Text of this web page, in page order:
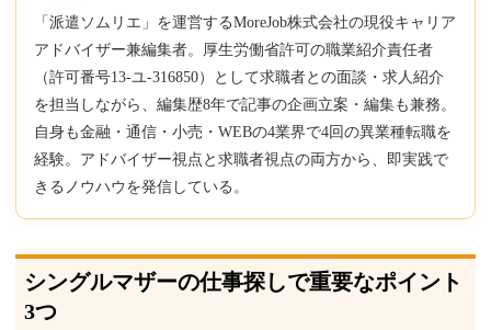
「派遣ソムリエ」を運営するMoreJob株式会社の現役キャリア
アドバイザー兼編集者。厚生労働省許可の職業紹介責任者
（許可番号13-ユ-316850）として求職者との面談・求人紹介
を担当しながら、編集歴8年で記事の企画立案・編集も兼務。
自身も金融・通信・小売・WEBの4業界で4回の異業種転職を
経験。アドバイザー視点と求職者視点の両方から、即実践で
きるノウハウを発信している。
シングルマザーの仕事探しで重要なポイント
3つ